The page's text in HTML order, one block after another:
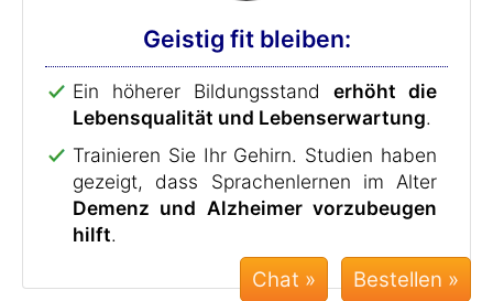
Geistig fit bleiben:
Ein höherer Bildungsstand erhöht die
Lebensqualität und Lebenserwartung.
Trainieren Sie Ihr Gehirn. Studien haben
gezeigt, dass Sprachenlernen im Alter
Demenz und Alzheimer vorzubeugen
hilft.
Chat »